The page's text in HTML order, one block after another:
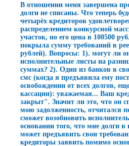
В отношении меня завершена
долги не списаны. Что теперь
четырёх кредиторов
распределением конкурсной
участок, но его цена в 100500
покрыла сумму требований в
рублей). Вопросы: 1). могут ли
исполнительные листы на
суммах? 2). Один из банков в
смс (когда я предъявила ему
освобождении от всех долгов,
кассации): уважаемая... Ваш
закрыт". Значит ли это, что он
мою задолженность, отчитался
сможет возобновить
основании того, что мне долги в
может предъявить свои
кредиторы заявить помимо